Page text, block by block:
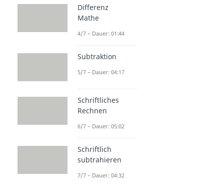
Differenz
Mathe
4/7 – Dauer: 01:44
Subtraktion
5/7 – Dauer: 04:17
Schriftliches
Rechnen
6/7 – Dauer: 05:02
Schriftlich
subtrahieren
7/7 – Dauer: 04:32